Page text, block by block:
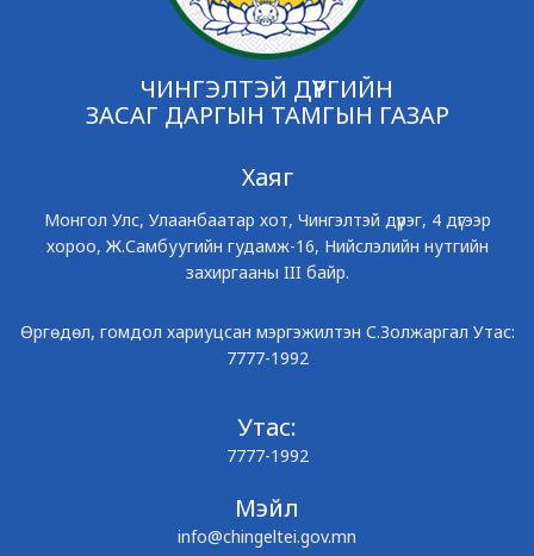
ЧИНГЭЛТЭЙ ДҮҮРГИЙН
ЗАСАГ ДАРГЫН ТАМГЫН ГАЗАР
Хаяг
Монгол Улс, Улаанбаатар хот, Чингэлтэй дүүрэг, 4 дүгээр
хороо, Ж.Самбуугийн гудамж-16, Нийслэлийн нутгийн
захиргааны III байр.
Өргөдөл, гомдол хариуцсан мэргэжилтэн С.Золжаргал Утас:
7777-1992
Утас:
7777-1992
Мэйл
info@chingeltei.gov.mn